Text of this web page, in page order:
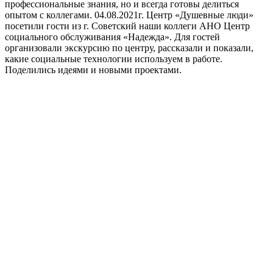
профессиональные знания, но и всегда готовы делиться
опытом с коллегами. 04.08.2021г. Центр «Душевные люди»
посетили гости из г. Советский наши коллеги АНО Центр
социального обслуживания «Надежда». Для гостей
организовали экскурсию по центру, рассказали и показали,
какие социальные технологии используем в работе.
Поделились идеями и новыми проектами.